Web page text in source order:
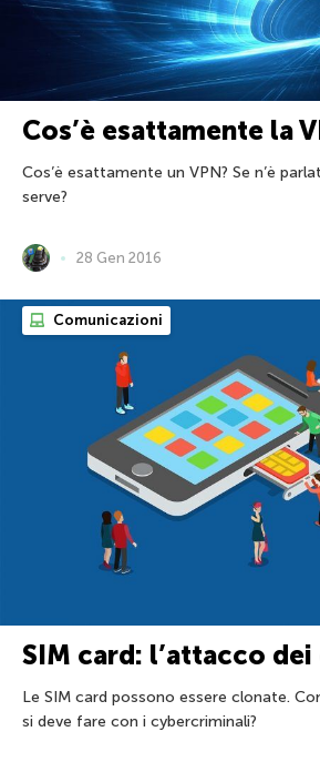
Cos’è esattamente la
Cos’è esattamente un VPN? Se n’è
serve?
28 Gen 2016
Comunicazioni
SIM card: l’attacco
Le SIM card possono essere clonate.
si deve fare con i cybercriminali?